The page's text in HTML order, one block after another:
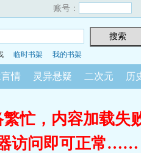
账号：
临时书架 我的书架
情 灵异悬疑 二次元 历
繁忙，内容加载
访问即可正常……